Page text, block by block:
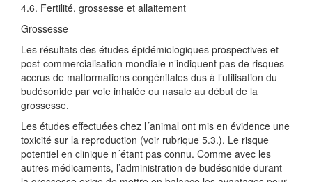
4.6. Fertilité, grossesse et allaitement
Grossesse
Les résultats des études épidémiologiques prospectives et
post-commercialisation mondiale n’indiquent pas de risques
accrus de malformations congénitales dus à l’utilisation du
budésonide par voie inhalée ou nasale au début de la
grossesse.
Les études effectuées chez l´animal ont mis en évidence une
toxicité sur la reproduction (voir rubrique 5.3.). Le risque
potentiel en clinique n´étant pas connu. Comme avec les
autres médicaments, l’administration de budésonide durant